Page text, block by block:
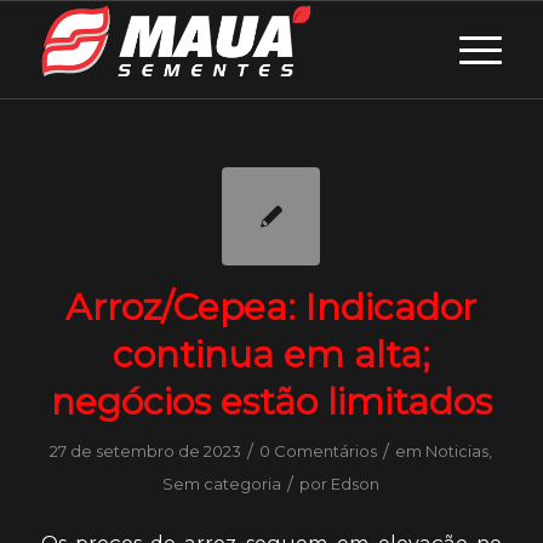
Arroz/Cepea: Indicador
continua em alta;
negócios estão limitados
27 de setembro de 2023 / 0 Comentários / em Noticias
Sem categoria / por Edson